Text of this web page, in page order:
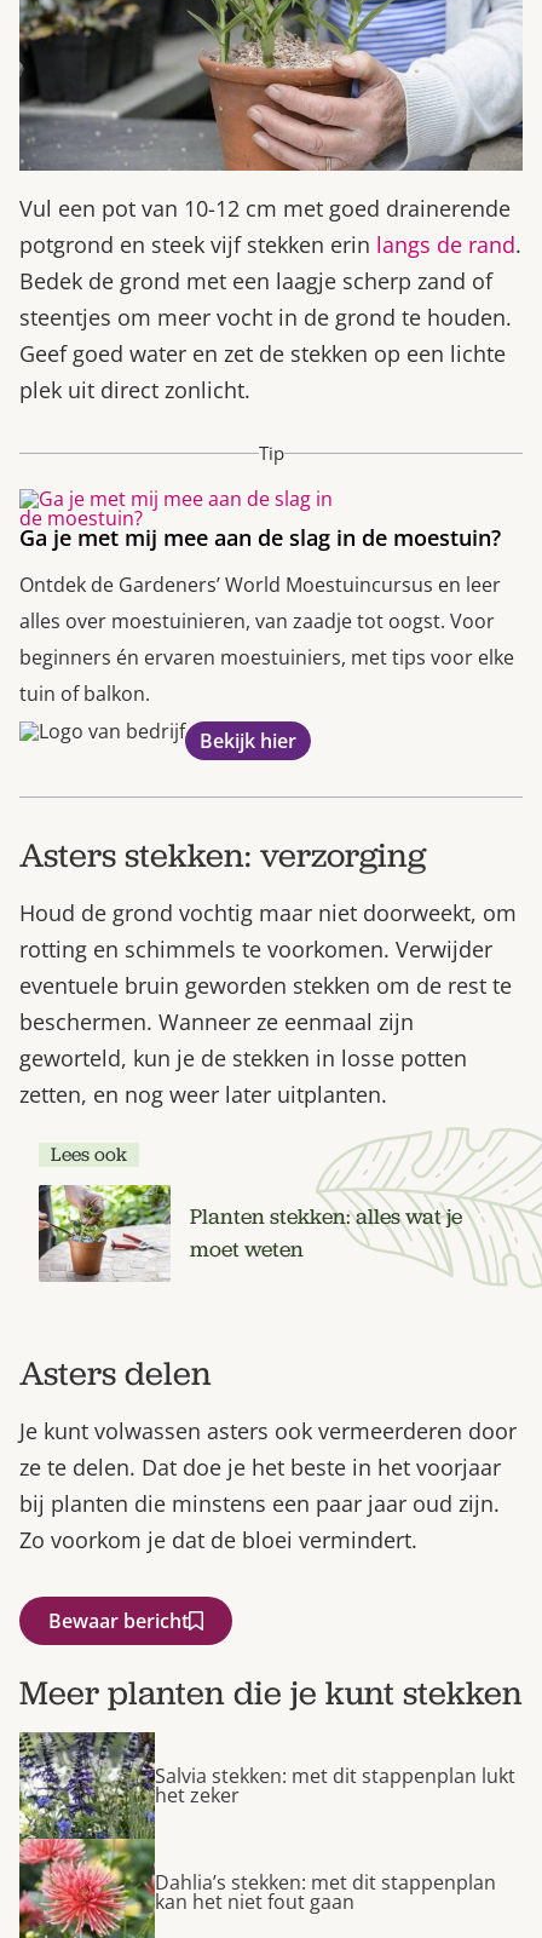
Vul een pot van 10-12 cm met goed drainerende
potgrond en steek vijf stekken erin langs de rand.
Bedek de grond met een laagje scherp zand of
steentjes om meer vocht in de grond te houden.
Geef goed water en zet de stekken op een lichte
plek uit direct zonlicht.
Tip
Ga je met mij mee aan de slag in de moestuin?
Ontdek de Gardeners’ World Moestuincursus en leer
alles over moestuinieren, van zaadje tot oogst. Voor
beginners én ervaren moestuiniers, met tips voor elke
tuin of balkon.
Bekijk hier
Asters stekken: verzorging
Houd de grond vochtig maar niet doorweekt, om
rotting en schimmels te voorkomen. Verwijder
eventuele bruin geworden stekken om de rest te
beschermen. Wanneer ze eenmaal zijn
geworteld, kun je de stekken in losse potten
zetten, en nog weer later uitplanten.
Lees ook
Planten stekken: alles wat je
moet weten
Asters delen
Je kunt volwassen asters ook vermeerderen door
ze te delen. Dat doe je het beste in het voorjaar
bij planten die minstens een paar jaar oud zijn.
Zo voorkom je dat de bloei vermindert.
Bewaar bericht
Meer planten die je kunt stekken
Salvia stekken: met dit stappenplan lukt
het zeker
Dahlia’s stekken: met dit stappenplan
kan het niet fout gaan